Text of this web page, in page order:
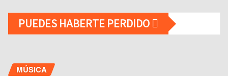
PUEDES HABERTE PERDIDO
MÚSICA